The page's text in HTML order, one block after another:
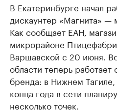
В Екатеринбурге начал
дискаунтер «Магнита» —
Как сообщает ЕАН,
микрорайоне
Варшавской с 20 июня.
области теперь работает
бренда: в Нижнем
конца года в сети
несколько точек.